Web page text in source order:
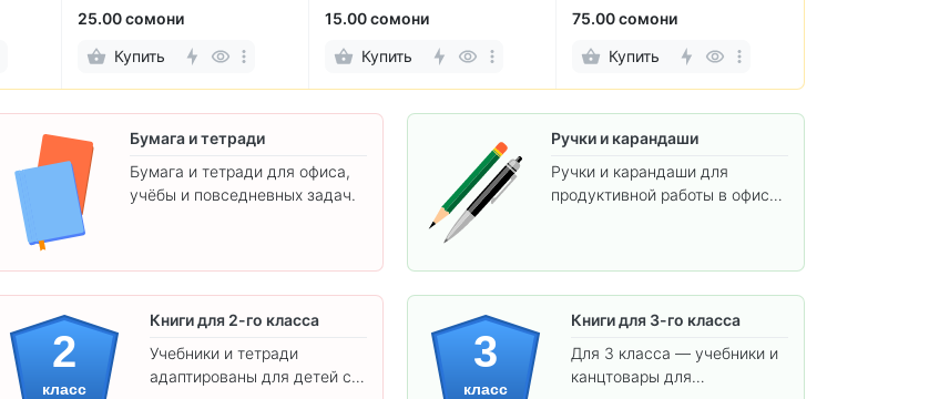
15.00 сомони
Купить
75.00 сомони
Купить
70.00 сомони
Купить
Бумага и тетради
Бумага и тетради для офиса,
учёбы и повседневных задач.
Ручки и карандаши
Ручки и карандаши для
продуктивной работы в офисе
2
класс
Книги для 2-го класса
Учебники и тетради
адаптированы для детей с
3
класс
Книги для 3-го класса
Для 3 класса — учебники и
канцтовары для